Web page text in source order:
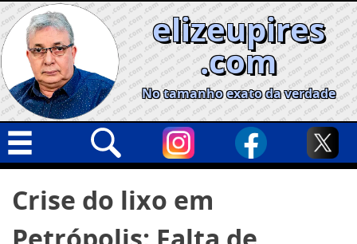
Skip
to
content
elizeupires
.com
No tamanho exato da verdade
Geral
Cidades
por:
Crise do lixo em